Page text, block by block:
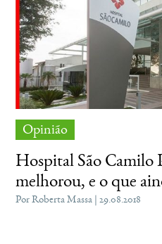
Opinião
Hospital São Camilo
melhorou, e o que
Por Roberta Massa | 29.08.2018